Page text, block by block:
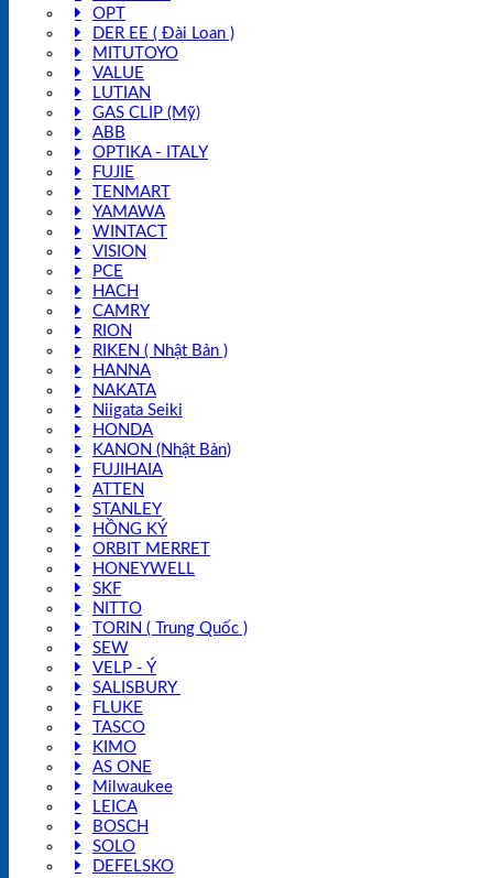
OPT
DER EE ( Đài Loan )
MITUTOYO
VALUE
LUTIAN
GAS CLIP (Mỹ)
ABB
OPTIKA - ITALY
FUJIE
TENMART
YAMAWA
WINTACT
VISION
PCE
HACH
CAMRY
RION
RIKEN ( Nhật Bản )
HANNA
NAKATA
Niigata Seiki
HONDA
KANON (Nhật Bản)
FUJIHAIA
ATTEN
STANLEY
HỒNG KÝ
ORBIT MERRET
HONEYWELL
SKF
NITTO
TORIN ( Trung Quốc )
SEW
VELP - Ý
SALISBURY
FLUKE
TASCO
KIMO
AS ONE
Milwaukee
LEICA
BOSCH
SOLO
DEFELSKO